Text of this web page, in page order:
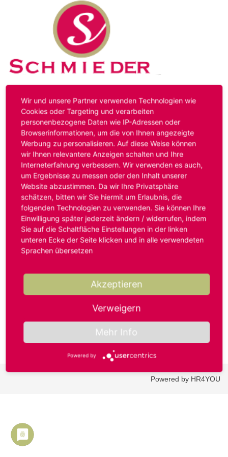
Kontakt Impressum Datenschutz
Hinweis:Das von ihnen aufgerufene Stellenangebot ist
bereits ausgelaufen. Alternative Stellenanzeigen finden
Sie unter:
www.schmieder-personal.de/stellenangebote
Oder Sie bewerben sich
initiativund wir suchen für Sie
passende Stellenangebote.
Anmelden
Benutzername oder E-Mail-Adresse*
Passwort*
Powered by HR4YOU
Wir und unsere Partner verwenden Technologien wie
Cookies oder Targeting und verarbeiten
personenbezogene Daten wie IP-Adressen oder
Browserinformationen, um die von Ihnen angezeigte
Werbung zu personalisieren. Auf diese Weise können
wir Ihnen relevantere Anzeigen schalten und Ihre
Interneterfahrung verbessern. Wir verwenden es auch,
um Ergebnisse zu messen oder den Inhalt unserer
Website abzustimmen. Da wir Ihre Privatsphäre
schätzen, bitten wir Sie hiermit um Erlaubnis, die
folgenden Technologien zu verwenden. Sie können Ihre
Einwilligung später jederzeit ändern / widerrufen, indem
Sie auf die Schaltfläche Einstellungen in der linken
unteren Ecke der Seite klicken und in alle verwendeten
Sprachen übersetzen
Akzeptieren
Verweigern
Mehr Info
Powered by